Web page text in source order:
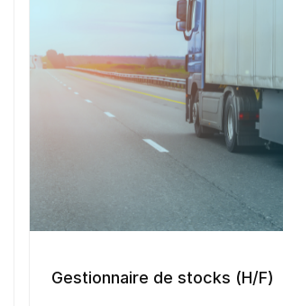
transpalettes. Le cariste veille au
au déchargement des marchandises,
transport sécurisé à l’intérieur de
maintien de l’ordre dans les zones
outre, il effectue des contrôles
s’assurer du bon fonctionnement
et respecte scrupuleusement les
Fonctions Principales
Gestionnaire de stocks (H/F)